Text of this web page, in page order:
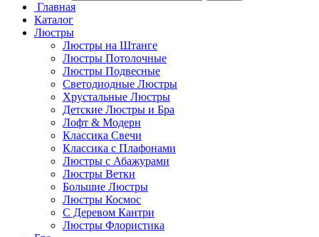
Главная
Каталог
Люстры
Люстры на Штанге
Люстры Потолочные
Люстры Подвесные
Светодиодные Люстры
Хрустальные Люстры
Детские Люстры и Бра
Лофт & Модерн
Классика Свечи
Классика с Плафонами
Люстры с Абажурами
Люстры Ветки
Большие Люстры
Люстры Космос
С Деревом Кантри
Люстры Флористика